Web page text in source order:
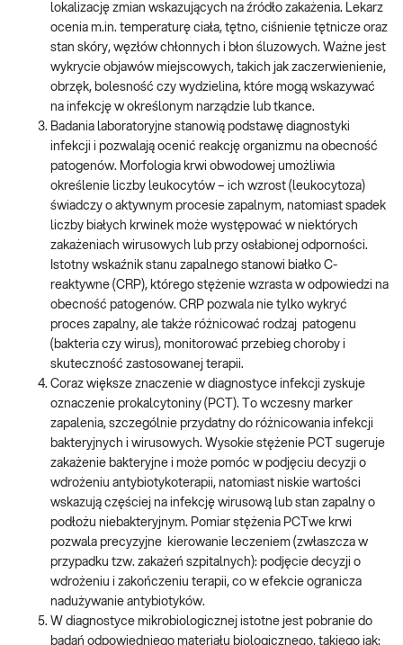
lokalizację zmian wskazujących na źródło zakażenia. Lekarz
ocenia m.in. temperaturę ciała, tętno, ciśnienie tętnicze oraz
stan skóry, węzłów chłonnych i błon śluzowych. Ważne jest
wykrycie objawów miejscowych, takich jak zaczerwienienie,
obrzęk, bolesność czy wydzielina, które mogą wskazywać
na infekcję w określonym narządzie lub tkance.
Badania laboratoryjne stanowią podstawę diagnostyki
infekcji i pozwalają ocenić reakcję organizmu na obecność
patogenów. Morfologia krwi obwodowej umożliwia
określenie liczby leukocytów – ich wzrost (leukocytoza)
świadczy o aktywnym procesie zapalnym, natomiast spadek
liczby białych krwinek może występować w niektórych
zakażeniach wirusowych lub przy osłabionej odporności.
Istotny wskaźnik stanu zapalnego stanowi białko C-
reaktywne (CRP), którego stężenie wzrasta w odpowiedzi na
obecność patogenów. CRP pozwala nie tylko wykryć
proces zapalny, ale także różnicować rodzaj patogenu
(bakteria czy wirus), monitorować przebieg choroby i
skuteczność zastosowanej terapii.
Coraz większe znaczenie w diagnostyce infekcji zyskuje
oznaczenie prokalcytoniny (PCT). To wczesny marker
zapalenia, szczególnie przydatny do różnicowania infekcji
bakteryjnych i wirusowych. Wysokie stężenie PCT sugeruje
zakażenie bakteryjne i może pomóc w podjęciu decyzji o
wdrożeniu antybiotykoterapii, natomiast niskie wartości
wskazują częściej na infekcję wirusową lub stan zapalny o
podłożu niebakteryjnym. Pomiar stężenia PCTwe krwi
pozwala precyzyjne kierowanie leczeniem (zwłaszcza w
przypadku tzw. zakażeń szpitalnych): podjęcie decyzji o
wdrożeniu i zakończeniu terapii, co w efekcie ogranicza
nadużywanie antybiotyków.
W diagnostyce mikrobiologicznej istotne jest pobranie do
badań odpowiedniego materiału biologicznego, takiego jak: